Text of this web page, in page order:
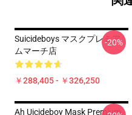
Suicideboys マスクプレミア
ムマーチ店
￥288,405 - ￥326,250
-20%
Ah Uicideboy Mask Premium